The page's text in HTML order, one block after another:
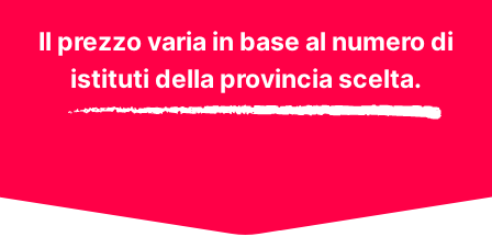
Il prezzo varia in base al numero di
istituti della provincia scelta.